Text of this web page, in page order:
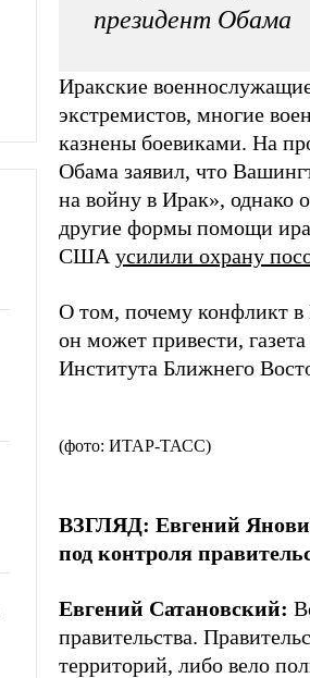
президент Обама
Иракские
экстремистов, многие
казнены боевиками. На
Обама заявил, что
на войну в Ирак», однако
другие формы помощи
США усилили охрану
О том, почему конфликт в
он может привести,
Института Ближнего
(фото: ИТАР-ТАСС)
ВЗГЛЯД: Евгений
под контроля
Евгений Сатановский:
правительства.
территорий, либо вело